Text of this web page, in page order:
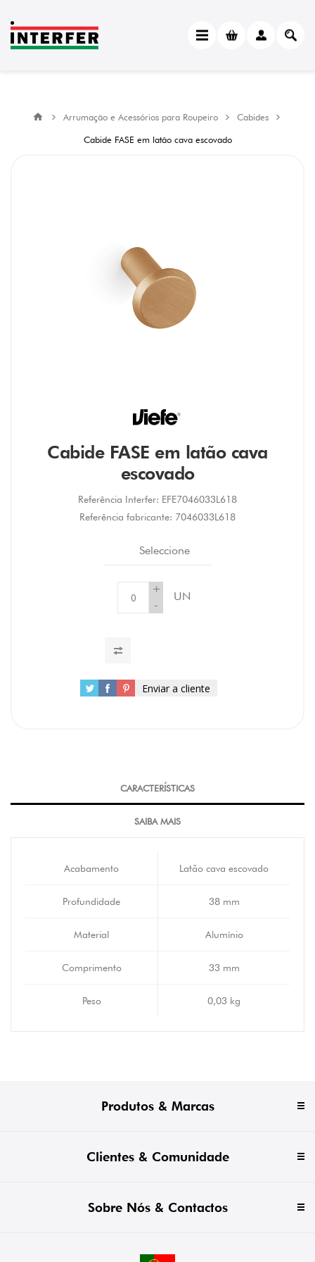
Arrumação e Acessórios para Roupeiro
Cabides
Cabide FASE em latão cava escovado
Cabide FASE em latão cava
escovado
Referência Interfer: EFE7046033L618
Referência fabricante: 7046033L618
Seleccione
+
-
UN
Enviar a cliente
CARACTERÍSTICAS
SAIBA MAIS
Acabamento Latão cava escovado
Profundidade 38 mm
Material Alumínio
Comprimento 33 mm
Peso 0,03 kg
Produtos & Marcas
Clientes & Comunidade
Sobre Nós & Contactos